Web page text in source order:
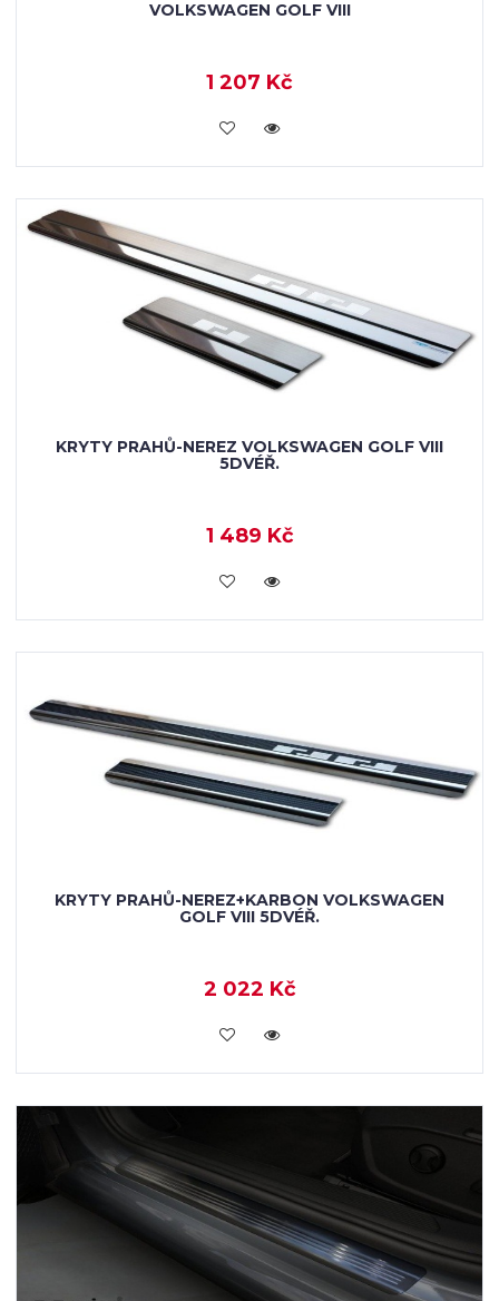
VOLKSWAGEN GOLF VIII
1 207 Kč
KOUPIT
KRYTY PRAHŮ-NEREZ VOLKSWAGEN GOLF VIII
5DVÉŘ.
1 489 Kč
KOUPIT
KRYTY PRAHŮ-NEREZ+KARBON VOLKSWAGEN
GOLF VIII 5DVÉŘ.
2 022 Kč
KOUPIT